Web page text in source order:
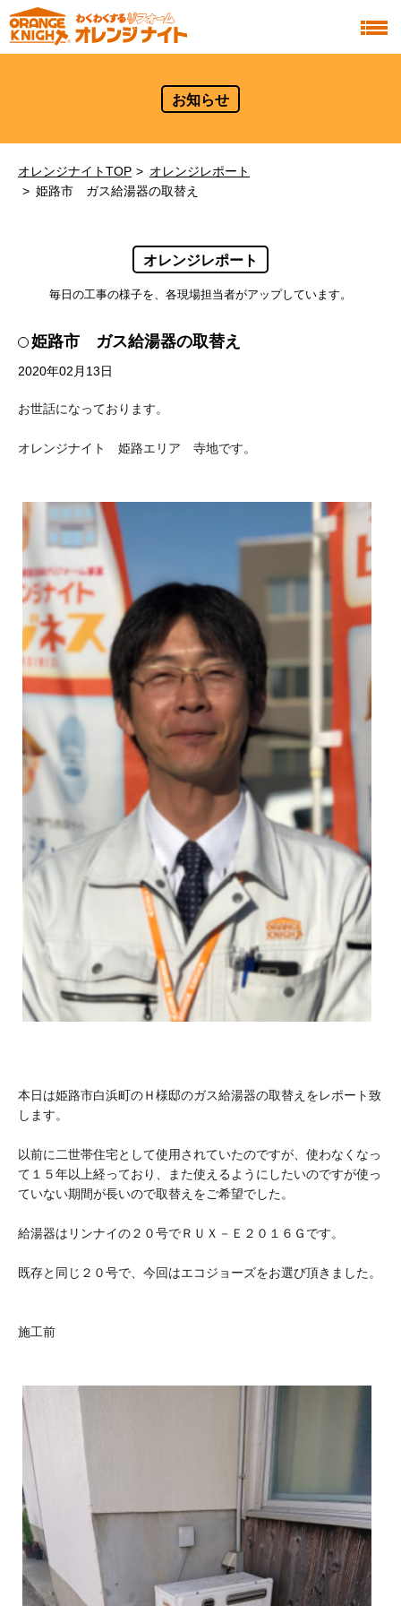
お知らせ
オレンジナイトTOP
オレンジレポート
姫路市 ガス給湯器の取替え
オレンジレポート
毎日の工事の様子を、各現場担当者がアップしています。
姫路市 ガス給湯器の取替え
2020年02月13日
お世話になっております。
オレンジナイト 姫路エリア 寺地です。
本日は姫路市白浜町のＨ様邸のガス給湯器の取替えをレポート致
します。
以前に二世帯住宅として使用されていたのですが、使わなくなっ
て１５年以上経っており、また使えるようにしたいのですが使っ
ていない期間が長いので取替えをご希望でした。
給湯器はリンナイの２０号でＲＵＸ－Ｅ２０１６Ｇです。
既存と同じ２０号で、今回はエコジョーズをお選び頂きました。
施工前